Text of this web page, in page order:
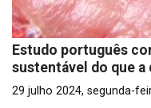
Estudo português
sustentável do que a
29 julho 2024, segunda-